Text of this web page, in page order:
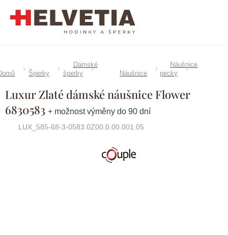
Šperky
Dámské
šperky
Náušnice
Náušnice
pecky
Luxur Zlaté dámské náušnice Flower
6830583 + možnost výměny do 90 dní
LUX_585-68-3-0583.0Z00.0.00.001.05
Značka:Couple